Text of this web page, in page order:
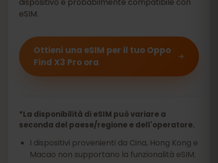
eSIM.
Ottieni una eSIM per il tuo Oppo
Find X3 Pro ora
*La disponibilità di eSIM può variare a
seconda del paese/regione e dell'operatore.
I dispositivi provenienti da Cina, Hong Kong e
Macao non supportano la funzionalità eSIM.